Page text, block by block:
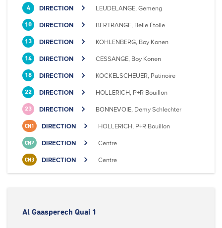
4 DIRECTION LEUDELANGE, Gemeng
10 DIRECTION BERTRANGE, Belle Étoile
13 DIRECTION KOHLENBERG, Boy Konen
14 DIRECTION CESSANGE, Boy Konen
18 DIRECTION KOCKELSCHEUER, Patinoire
22 DIRECTION HOLLERICH, P+R Bouillon
23 DIRECTION BONNEVOIE, Demy Schlechter
CN1 DIRECTION HOLLERICH, P+R Bouillon
CN2 DIRECTION Centre
CN3 DIRECTION Centre
Al Gaasperech Quai 1